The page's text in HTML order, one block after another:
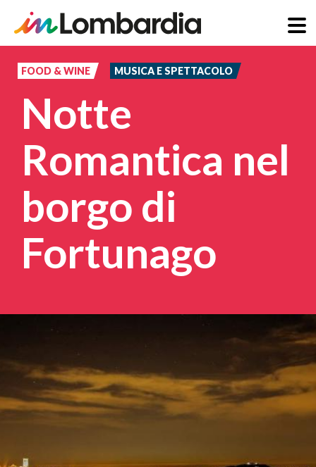
principale
FOOD & WINE MUSICA E SPETTACOLO
Notte
Romantica nel
borgo di
Fortunago